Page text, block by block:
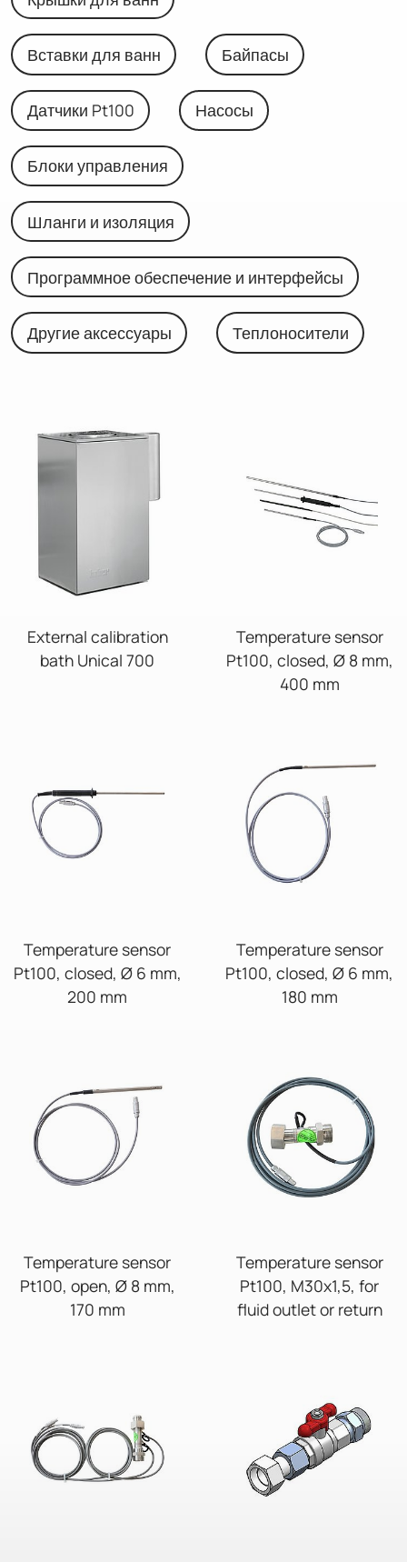
Вставки для ванн Байпасы
Датчики Pt100 Насосы
Блоки управления
Шланги и изоляция
Программное обеспечение и интерфейсы
Другие аксессуары Теплоносители
External calibration
bath Unical 700
Temperature sensor
Pt100, closed, Ø 8 mm,
400 mm
Temperature sensor
Pt100, closed, Ø 6 mm,
200 mm
Temperature sensor
Pt100, closed, Ø 6 mm,
180 mm
Temperature sensor
Pt100, open, Ø 8 mm,
170 mm
Temperature sensor
Pt100, M30x1,5, for
fluid outlet or return